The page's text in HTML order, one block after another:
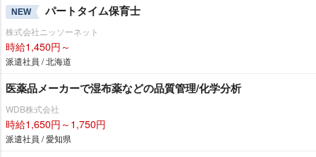
NEW パートタイム保育士
株式会社ニッソーネット
時給1,450円～
派遣社員 / 北海道
医薬品メーカーで湿布薬などの品質管理/化学分析
WDB株式会社
時給1,650円～1,750円
派遣社員 / 愛知県